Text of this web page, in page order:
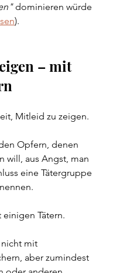
dominieren würde
).
– mit
Mitleid zu zeigen.
Opfern, denen
will, aus Angst, man
eine Tätergruppe
Tätern.
mit
aber zumindest